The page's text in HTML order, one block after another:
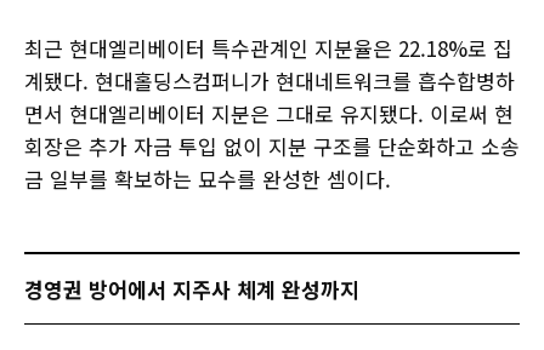
최근 현대엘리베이터 특수관계인 지분율은 22.18%로 집
계됐다. 현대홀딩스컴퍼니가 현대네트워크를 흡수합병하
면서 현대엘리베이터 지분은 그대로 유지됐다. 이로써 현
회장은 추가 자금 투입 없이 지분 구조를 단순화하고 소송
금 일부를 확보하는 묘수를 완성한 셈이다.
경영권 방어에서 지주사 체계 완성까지